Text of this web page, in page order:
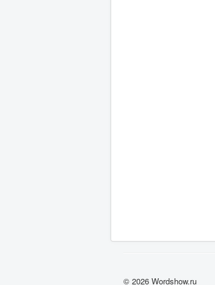
© 2026 Wordshow.ru